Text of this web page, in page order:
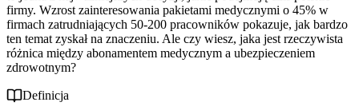
Aspekty prawne i podatkowe obu rozwiązań
TU Zdrowie - charakterystyka oferty
Warta Zdrowie - charakterystyka oferty
PZU Zdrowie - charakterystyka oferty
Generali Z myślą o zdrowiu pracownika - charakterystyka oferty
Porównanie ofert partnerów i proces wyboru
Analiza potrzeb firmy i pracowników
Kryteria wyboru i proces decyzyjny
Wdrożenie i komunikacja z pracownikami
firmy. Wzrost zainteresowania pakietami medycznymi o 45% w
firmach zatrudniających 50-200 pracowników pokazuje, jak bardzo
ten temat zyskał na znaczeniu. Ale czy wiesz, jaka jest rzeczywista
różnica między abonamentem medycznym a ubezpieczeniem
zdrowotnym?
Definicja